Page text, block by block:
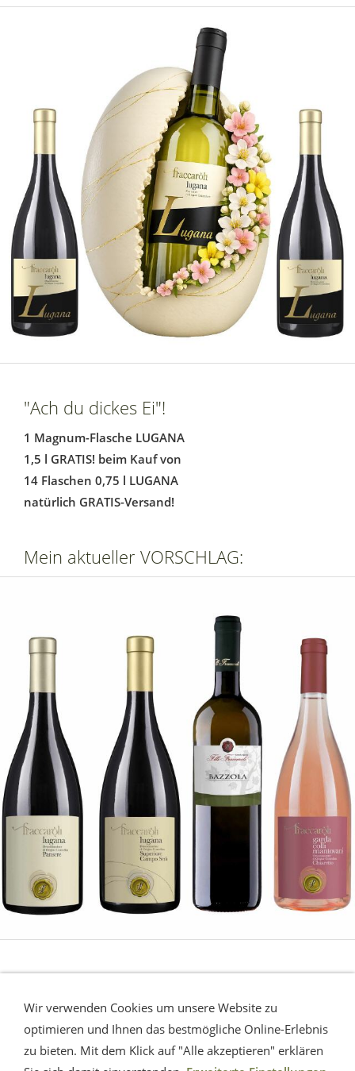
"Ach du dickes Ei"!
1 Magnum-Flasche LUGANA
1,5 l GRATIS! beim Kauf von
14 Flaschen 0,75 l LUGANA
natürlich GRATIS-Versand!
Mein aktueller VORSCHLAG:
Die sommerliche Erfrischung vom Gardasee.Eine
Musterauswahl.
Wir verwenden Cookies um unsere Website zu
optimieren und Ihnen das bestmögliche Online-Erlebnis
zu bieten. Mit dem Klick auf "Alle akzeptieren" erklären